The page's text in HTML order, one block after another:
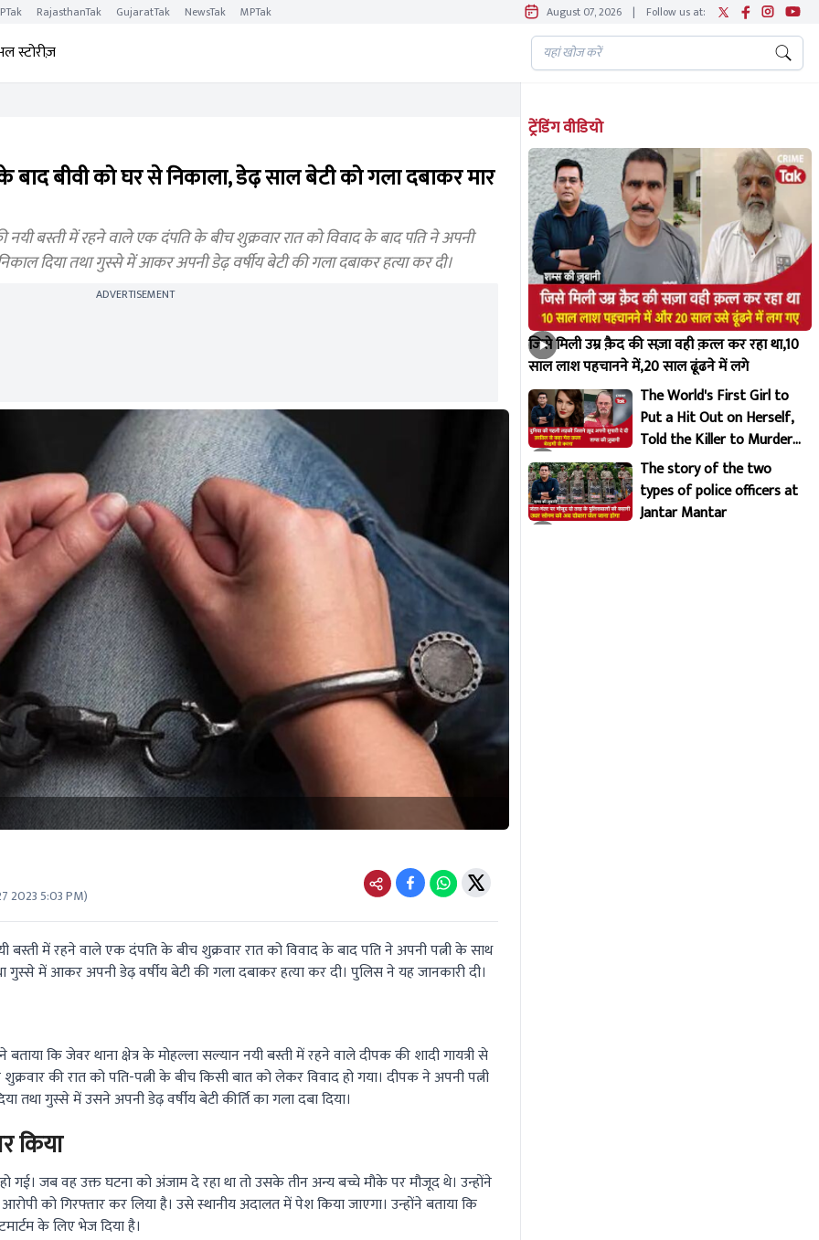
RajasthanTak GujaratTak NewsTak MPTak August 07, 2026 | Follow us at:
स्टोरीज़
बीवी को घर से निकाला, डेढ़ साल बेटी को गला दबाकर मार
बस्ती में रहने वाले एक दंपति के बीच शुक्रवार रात को विवाद के बाद पति ने अपनी
दिया तथा गुस्से में आकर अपनी डेढ़ वर्षीय बेटी की गला दबाकर हत्या कर दी।
ADVERTISEMENT
2023 5:03 PM)
बस्ती में रहने वाले एक दंपति के बीच शुक्रवार रात को विवाद के बाद पति ने अपनी पत्नी के साथ
गुस्से में आकर अपनी डेढ़ वर्षीय बेटी की गला दबाकर हत्या कर दी। पुलिस ने यह जानकारी दी।
कि जेवर थाना क्षेत्र के मोहल्ला सल्यान नयी बस्ती में रहने वाले दीपक की शादी गायत्री से
की रात को पति-पत्नी के बीच किसी बात को लेकर विवाद हो गया। दीपक ने अपनी पत्नी
तथा गुस्से में उसने अपनी डेढ़ वर्षीय बेटी कीर्ति का गला दबा दिया।
किया
गई। जब वह उक्त घटना को अंजाम दे रहा था तो उसके तीन अन्य बच्चे मौके पर मौजूद थे। उन्होंने
को गिरफ्तार कर लिया है। उसे स्थानीय अदालत में पेश किया जाएगा। उन्होंने बताया कि
के लिए भेज दिया है।
ट्रेंडिंग वीडियो
जिसे मिली उम्र क़ैद की सज़ा वही क़त्ल कर रहा था,10
साल लाश पहचानने में,20 साल ढूंढने में लगे
The World's First Girl to
Put a Hit Out on Herself,
Told the Killer to Murder
Her Brutally
The story of the two
types of police officers at
Jantar Mantar